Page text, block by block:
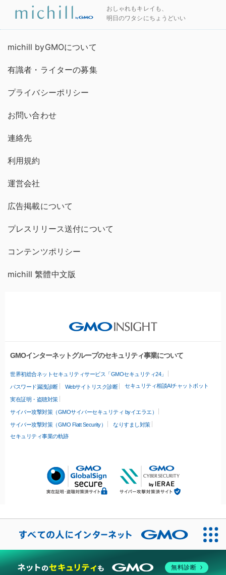
おしゃれもキレイも、
明日のワタシにちょうどいい
michill byGMOについて
有識者・ライターの募集
プライバシーポリシー
お問い合わせ
連絡先
利用規約
運営会社
広告掲載について
プレスリリース送付について
コンテンツポリシー
michill 繁體中文版
GMOインターネットグループのセキュリティ事業について
世界初総合ネットセキュリティサービス「GMOセキュリティ24」
パスワード漏洩診断 Webサイトリスク診断 セキュリティ相談AIチャットボット
実在証明・盗聴対策
サイバー攻撃対策（GMOサイバーセキュリティ byイエラエ）
サイバー攻撃対策（GMO Flatt Security）
なりすまし対策
セキュリティ事業の軌跡
無料診断